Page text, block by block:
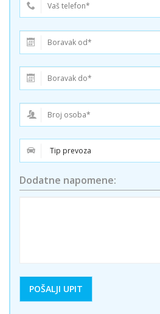
Dodatne napomene: